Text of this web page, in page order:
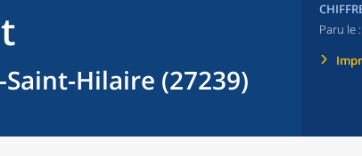
Hilaire (27239)
Paru le